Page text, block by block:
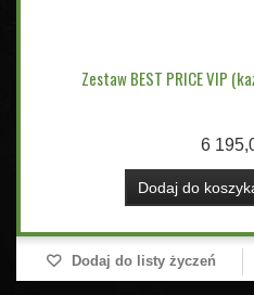
Zestaw BEST PRICE VIP
6
Dodaj do
Dodaj do listy życzeń